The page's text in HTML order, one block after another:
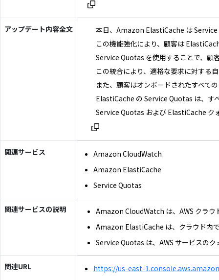
アップデート内容全文
本日、Amazon ElastiCache は
この機能強化により、顧客は
Service Quotas を使用することで、顧
この統合により、適格な要求に対する
また、顧客はオンボードされたすべて
ElastiCache の Service Quotas は、す
Service Quotas および ElastiCache ク
関連サービス
Amazon CloudWatch
Amazon ElastiCache
Service Quotas
関連サービスの説明
Amazon CloudWatch は、AWS クラウ
Amazon ElastiCache は、クラウド内
Service Quotas は、AWS サービスの
関連URL
https://us-east-